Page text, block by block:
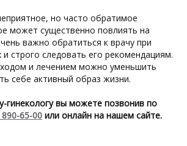
но часто обратимое
может существенно повлиять на
важно обратиться к врачу при
строго следовать его рекомендациям.
и лечением можно уменьшить
себе активный образ жизни.
гинекологу вы можете позвонив по
65-00 или онлайн на нашем сайте.